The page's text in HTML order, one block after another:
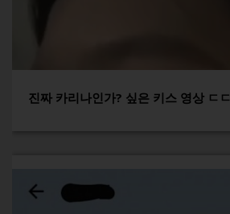
진짜 카리나인가? 싶은 키스 영상 ㄷㄷ